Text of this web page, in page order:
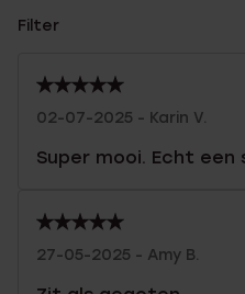
Filter
02-07-2025 - Karin V.
Super mooi. Echt
27-05-2025 - Amy B.